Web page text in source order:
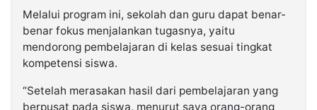
Melalui program ini, sekolah dan guru dapat benar-
benar fokus menjalankan tugasnya, yaitu
mendorong pembelajaran di kelas sesuai tingkat
kompetensi siswa.
“Setelah merasakan hasil dari pembelajaran yang
berpusat pada siswa, menurut saya orang-orang